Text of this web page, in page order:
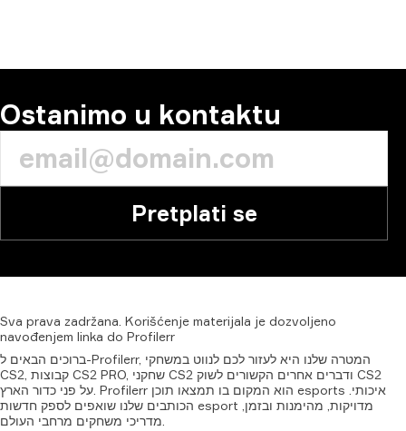
Ostanimo u kontaktu
Pretplati se
Sva prava zadržana. Korišćenje materijala je dozvoljeno
navođenjem linka do Profilerr
ברוכים הבאים ל-Profilerr, המטרה שלנו היא לעזור לכם לנווט במשחקי
CS2, קבוצות CS2 PRO, שחקני CS2 ודברים אחרים הקשורים לשוק CS2
על פני כדור הארץ. Profilerr הוא המקום בו תמצאו תוכן esports איכותי.
הכותבים שלנו שואפים לספק חדשות esport מדויקות, מהימנות ובזמן,